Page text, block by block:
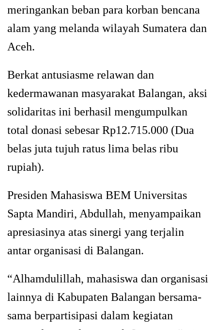
meringankan beban para korban bencana
alam yang melanda wilayah Sumatera dan
Aceh.
Berkat antusiasme relawan dan
kedermawanan masyarakat Balangan, aksi
solidaritas ini berhasil mengumpulkan
total donasi sebesar Rp12.715.000 (Dua
belas juta tujuh ratus lima belas ribu
rupiah).
Presiden Mahasiswa BEM Universitas
Sapta Mandiri, Abdullah, menyampaikan
apresiasinya atas sinergi yang terjalin
antar organisasi di Balangan.
“Alhamdulillah, mahasiswa dan organisasi
lainnya di Kabupaten Balangan bersama-
sama berpartisipasi dalam kegiatan